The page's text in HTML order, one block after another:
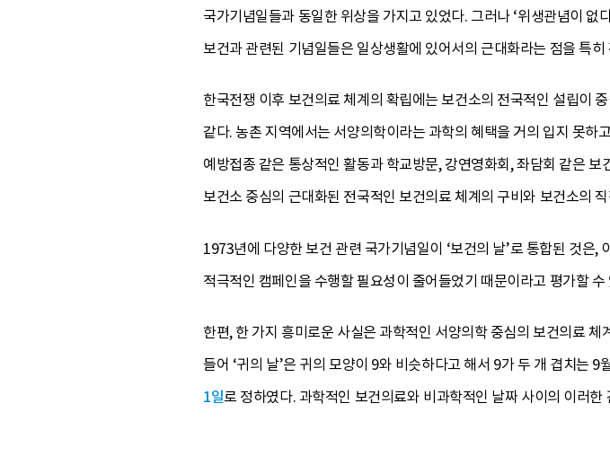
국가기념일들과 동일한 위상을 가지고 있었다. 그러나 ‘위생관념이 없
보건과 관련된 기념일들은 일상생활에 있어서의 근대화라는 점을 특
한국전쟁 이후 보건의료 체계의 확립에는 보건소의 전국적인 설립이
같다. 농촌 지역에서는 서양의학이라는 과학의 혜택을 거의 입지 못
예방접종 같은 통상적인 활동과 학교방문, 강연영화회, 좌담회 같은
보건소 중심의 근대화된 전국적인 보건의료 체계의 구비와 보건소의
1973년에 다양한 보건 관련 국가기념일이 ‘보건의 날’로 통합된 것
적극적인 캠페인을 수행할 필요성이 줄어들었기 때문이라고 평가할 수
한편, 한 가지 흥미로운 사실은 과학적인 서양의학 중심의 보건의료
들어 ‘귀의 날’은 귀의 모양이 9와 비슷하다고 해서 9가 두 개 겹치는
1일로 정하였다. 과학적인 보건의료와 비과학적인 날짜 사이의 이러